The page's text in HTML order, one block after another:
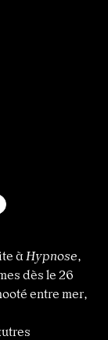
à Hypnose,
dès le 26
entre mer,